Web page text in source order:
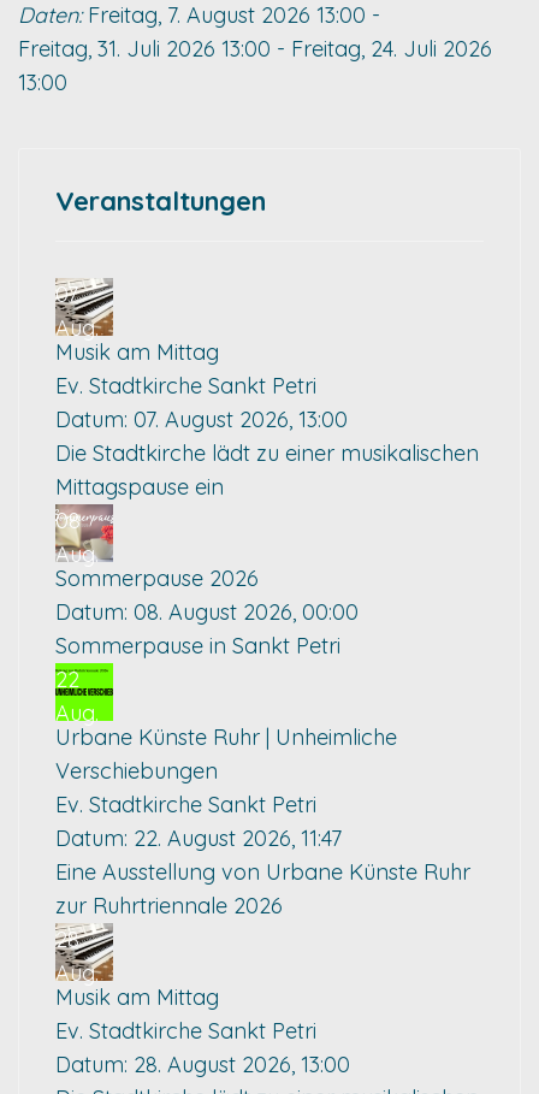
Daten:Freitag, 7. August 2026 13:00 -
Freitag, 31. Juli 2026 13:00 - Freitag, 24. Juli 2026
13:00
Veranstaltungen
07
Aug.
Musik am Mittag
Ev. Stadtkirche Sankt Petri
Datum: 07. August 2026, 13:00
Die Stadtkirche lädt zu einer musikalischen
Mittagspause ein
08
Aug.
Sommerpause 2026
Datum: 08. August 2026, 00:00
Sommerpause in Sankt Petri
22
Aug.
Urbane Künste Ruhr | Unheimliche
Verschiebungen
Ev. Stadtkirche Sankt Petri
Datum: 22. August 2026, 11:47
Eine Ausstellung von Urbane Künste Ruhr
zur Ruhrtriennale 2026
28
Aug.
Musik am Mittag
Ev. Stadtkirche Sankt Petri
Datum: 28. August 2026, 13:00